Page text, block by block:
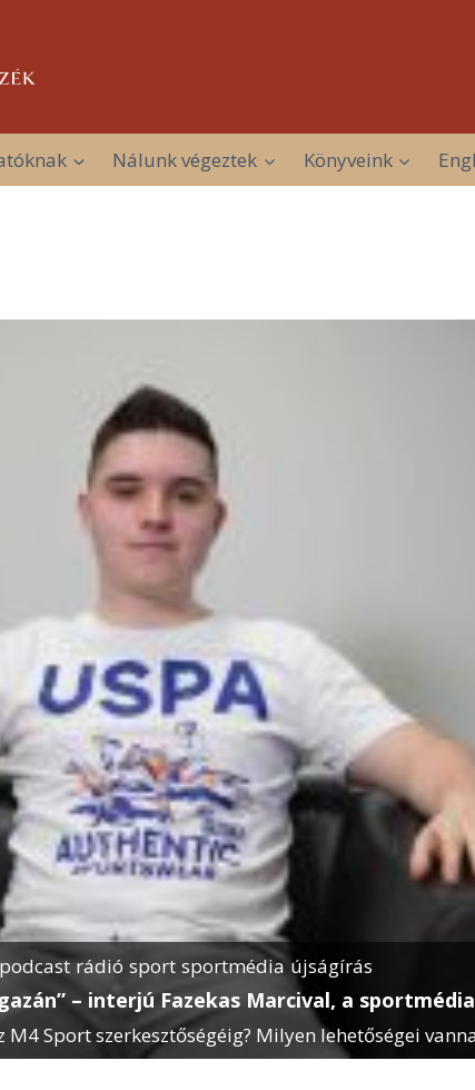
Nálunk végeztek Könyveink
podcast rádió sport sportmédia újságírás
– interjú Fazekas Marcival, a
Sport szerkesztőségéig? Milyen lehetőségei